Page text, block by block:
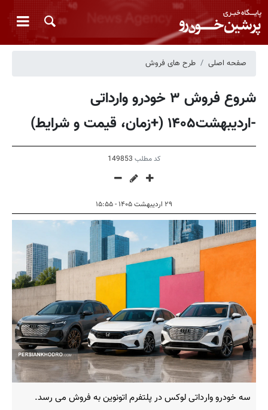
صفحه اصلی طرح های فروش
شروع فروش ۳ خودرو وارداتی
-اردیبهشت۱۴۰۵ (+زمان، قیمت و شرایط)
کد مطلب 149853
۲۹ اردیبهشت ۱۴۰۵ - ۱۵:۵۵
سه خودرو وارداتی لوکس در پلتفرم اتونوین به فروش می رسد.